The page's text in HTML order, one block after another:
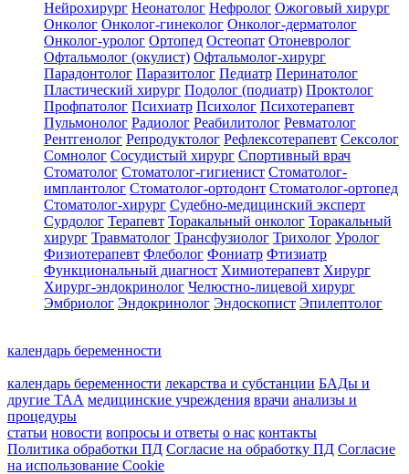
Нейрохирург Неонатолог Нефролог Ожоговый хирург
Онколог Онколог-гинеколог Онколог-дерматолог
Онколог-уролог Ортопед Остеопат Отоневролог
Офтальмолог (окулист) Офтальмолог-хирург
Парадонтолог Паразитолог Педиатр Перинатолог
Пластический хирург Подолог (подиатр) Проктолог
Профпатолог Психиатр Психолог Психотерапевт
Пульмонолог Радиолог Реабилитолог Ревматолог
Рентгенолог Репродуктолог Рефлексотерапевт Сексолог
Сомнолог Сосудистый хирург Спортивный врач
Стоматолог Стоматолог-гигиенист Стоматолог-
имплантолог Стоматолог-ортодонт Стоматолог-ортопед
Стоматолог-хирург Судебно-медицинский эксперт
Сурдолог Терапевт Торакальный онколог Торакальный
хирург Травматолог Трансфузиолог Трихолог Уролог
Физиотерапевт Флеболог Фониатр Фтизиатр
Функциональный диагност Химиотерапевт Хирург
Хирург-эндокринолог Челюстно-лицевой хирург
Эмбриолог Эндокринолог Эндоскопист Эпилептолог
календарь беременности
календарь беременности лекарства и субстанции БАДы и
другие ТАА медицинские учреждения врачи анализы и
процедуры
статьи новости вопросы и ответы о нас контакты
Политика обработки ПД Согласие на обработку ПД Согласие
на использование Cookie